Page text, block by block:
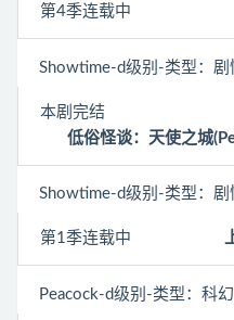
第4季连载中
Showtime-d级别-类型：
本剧完结
低俗怪谈：天使之城
Showtime-d级别-类型：剧
第1季连载中
Peacock-d级别-类型：科幻